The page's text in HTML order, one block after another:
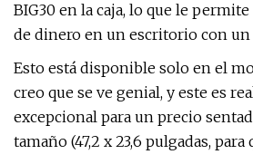
BIG30 en la caja, lo que le
de dinero en un escritorio con un
Esto está disponible solo en el
creo que se ve genial, y este es
excepcional para un precio
tamaño (47,2 x 23,6 pulgadas, para